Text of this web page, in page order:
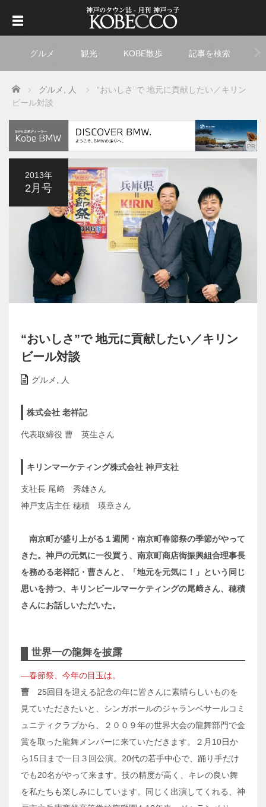
グルメ 観光 KOBE散歩 記事を検索
Home グルメ 人
“おいしさ”で 地元に貢献したい／キリン
ビール対談
2013年
2月号
“おいしさ”で 地元に貢献したい／キリン
ビール対談
グルメ , 人
株式会社 老祥記
代表取締役 曹 英生さん
キリンマーケティング株式会社 神戸支社
支社長 尾﨑 秀雄さん
神戸支店主任 穂積 瑛章さん
南京町が盛り上がる１週間・南京町春節祭の季節がやって
きた。神戸の元気に一役買う、南京町商店街振興組合理事長
を務める老祥記・曹さんと、「地元を元気に！」という同じ
思いを持つ、キリンビールマーケティングの尾﨑さん、穂積
さんにお話しいただいた。
世界一の龍舞を披露
―春節祭、今年の目玉は。
曹 25回目を迎える記念の年に皆さんに素晴らしいものを
見ていただきたいと、シンガポールのジャランベサールコミ
ュニティクラブから、２００９年の世界大会の龍舞部門で金
賞を取った龍舞メンバーに来ていただきます。２月10日か
ら15日まで一日３回公演。20代の若手中心で、踊り手だけ
でも20名がやって来ます。技の精度が高く、キレの良い舞
を私たちも楽しみにしています。同じく出演してくれる、神